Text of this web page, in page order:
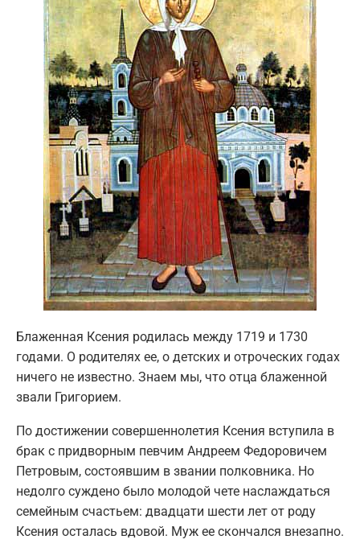
Блаженная Ксения родилась между 1719 и 1730
годами. О родителях ее, о детских и отроческих годах
ничего не известно. Знаем мы, что отца блаженной
звали Григорием.
По достижении совершеннолетия Ксения вступила в
брак с придворным певчим Андреем Федоровичем
Петровым, состоявшим в звании полковника. Но
недолго суждено было молодой чете наслаждаться
семейным счастьем: двадцати шести лет от роду
Ксения осталась вдовой. Муж ее скончался внезапно.